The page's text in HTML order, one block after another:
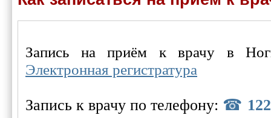
Запись на приём к врачу в
Электронная регистратура
Запись к врачу по телефону: 122